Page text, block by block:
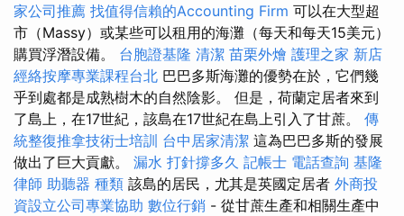
家公司推薦 找值得信賴的Accounting Firm 可以在大型超
市（Massy）或某些可以租用的海灘（每天和每天15美元）
購買浮潛設備。 台胞證基隆 清潔 苗栗外燴 護理之家 新店
經絡按摩專業課程台北 巴巴多斯海灘的優勢在於，它們幾
乎到處都是成熟樹木的自然陰影。 但是，荷蘭定居者來到
了島上，在17世紀，該島在17世紀在島上引入了甘蔗。 傳
統整復推拿技術士培訓 台中居家清潔 這為巴巴多斯的發展
做出了巨大貢獻。 漏水 打針撐多久 記帳士 電話查詢 基隆
律師 助聽器 種類 該島的居民，尤其是英國定居者 外商投
資設立公司專業協助 數位行銷 - 從甘蔗生產和相關生產中